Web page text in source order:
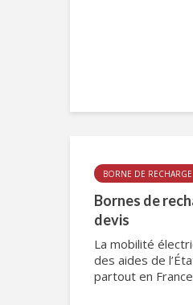
BORNE DE RECHARGE
Bornes de
devis
La mobilité
des aides de
partout en